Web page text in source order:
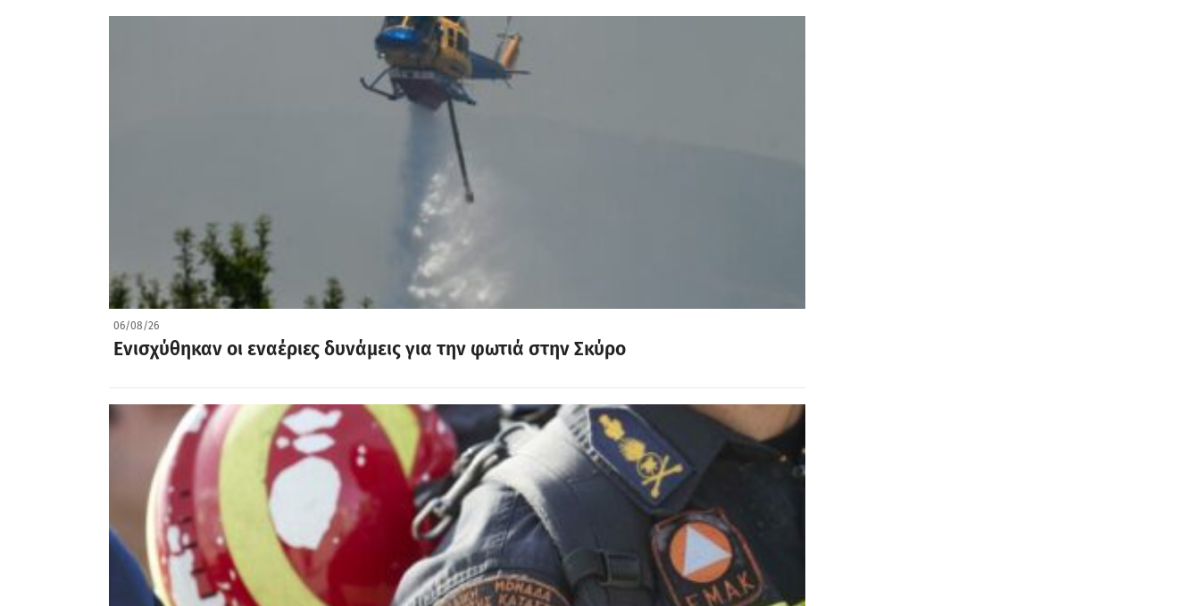
06/08/26
Ενισχύθηκαν οι εναέριες δυνάμεις για την φωτιά στην Σκύρο